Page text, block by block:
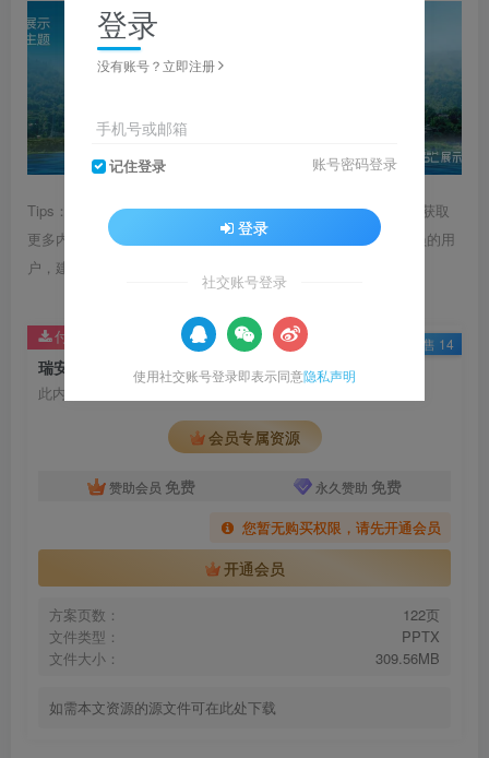
Tips：1.内容图片或视频可能会有压缩，若文章提供下载服务，获取
更多内容（无展示酷水印）可在下方下载； 2.没有百度网盘会员的用
户，建议用123云盘可获得更快的下载速度。
瑞安城市规划展览馆布展装修设计施工设计方案
此内容为付费资源，请付费后查看
会员专属资源
赞助会员 免费 永久赞助 免费
您暂无购买权限，请先开通会员
开通会员
方案页数：
122页
文件类型：
PPTX
文件大小：
309.56MB
如需本文资源的源文件可在此处下载
付费资源 已售 14
登录
没有账号？立即注册
手机号或邮箱
记住登录 账号密码登录
登录
社交账号登录
使用社交账号登录即表示同意隐私声明